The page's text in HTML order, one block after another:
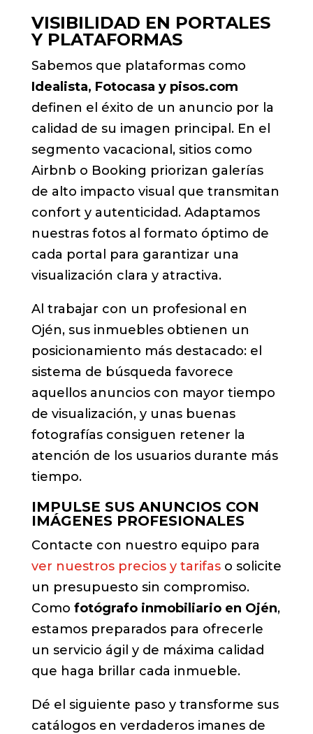
VISIBILIDAD EN PORTALES
Y PLATAFORMAS
Sabemos que plataformas como
Idealista, Fotocasa y pisos.com
definen el éxito de un anuncio por la
calidad de su imagen principal. En el
segmento vacacional, sitios como
Airbnb o Booking priorizan galerías
de alto impacto visual que transmitan
confort y autenticidad. Adaptamos
nuestras fotos al formato óptimo de
cada portal para garantizar una
visualización clara y atractiva.
Al trabajar con un profesional en
Ojén, sus inmuebles obtienen un
posicionamiento más destacado: el
sistema de búsqueda favorece
aquellos anuncios con mayor tiempo
de visualización, y unas buenas
fotografías consiguen retener la
atención de los usuarios durante más
tiempo.
IMPULSE SUS ANUNCIOS CON
IMÁGENES PROFESIONALES
Contacte con nuestro equipo para
ver nuestros precios y tarifaso solicite
un presupuesto sin compromiso.
Como fotógrafo inmobiliario en Ojén,
estamos preparados para ofrecerle
un servicio ágil y de máxima calidad
que haga brillar cada inmueble.
Dé el siguiente paso y transforme sus
catálogos en verdaderos imanes de